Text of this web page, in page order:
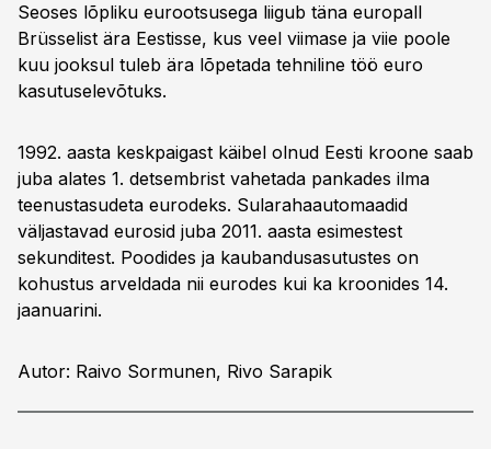
Seoses lõpliku eurootsusega liigub täna europall
Brüsselist ära Eestisse, kus veel viimase ja viie poole
kuu jooksul tuleb ära lõpetada tehniline töö euro
kasutuselevõtuks.
1992. aasta keskpaigast käibel olnud Eesti kroone saab
juba alates 1. detsembrist vahetada pankades ilma
teenustasudeta eurodeks. Sularahaautomaadid
väljastavad eurosid juba 2011. aasta esimestest
sekunditest. Poodides ja kaubandusasutustes on
kohustus arveldada nii eurodes kui ka kroonides 14.
jaanuarini.
Autor: Raivo Sormunen, Rivo Sarapik